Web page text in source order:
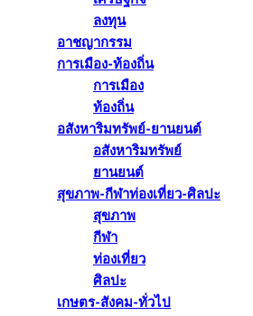
ลงทุน
อาชญากรรม
การเมือง-ท้องถิ่น
การเมือง
ท้องถิ่น
อสังหาริมทรัพย์-ยานยนต์
อสังหาริมทรัพย์
ยานยนต์
สุขภาพ-กีฬาท่องเที่ยว-ศิลปะ
สุขภาพ
กีฬา
ท่องเที่ยว
ศิลปะ
เกษตร-สังคม-ทั่วไป